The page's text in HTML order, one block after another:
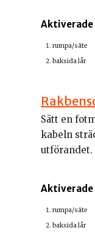
Aktiverade
rumpa/säte
baksida lår
Sätt en
kabeln
utförandet.
Aktiverade
rumpa/säte
baksida lår